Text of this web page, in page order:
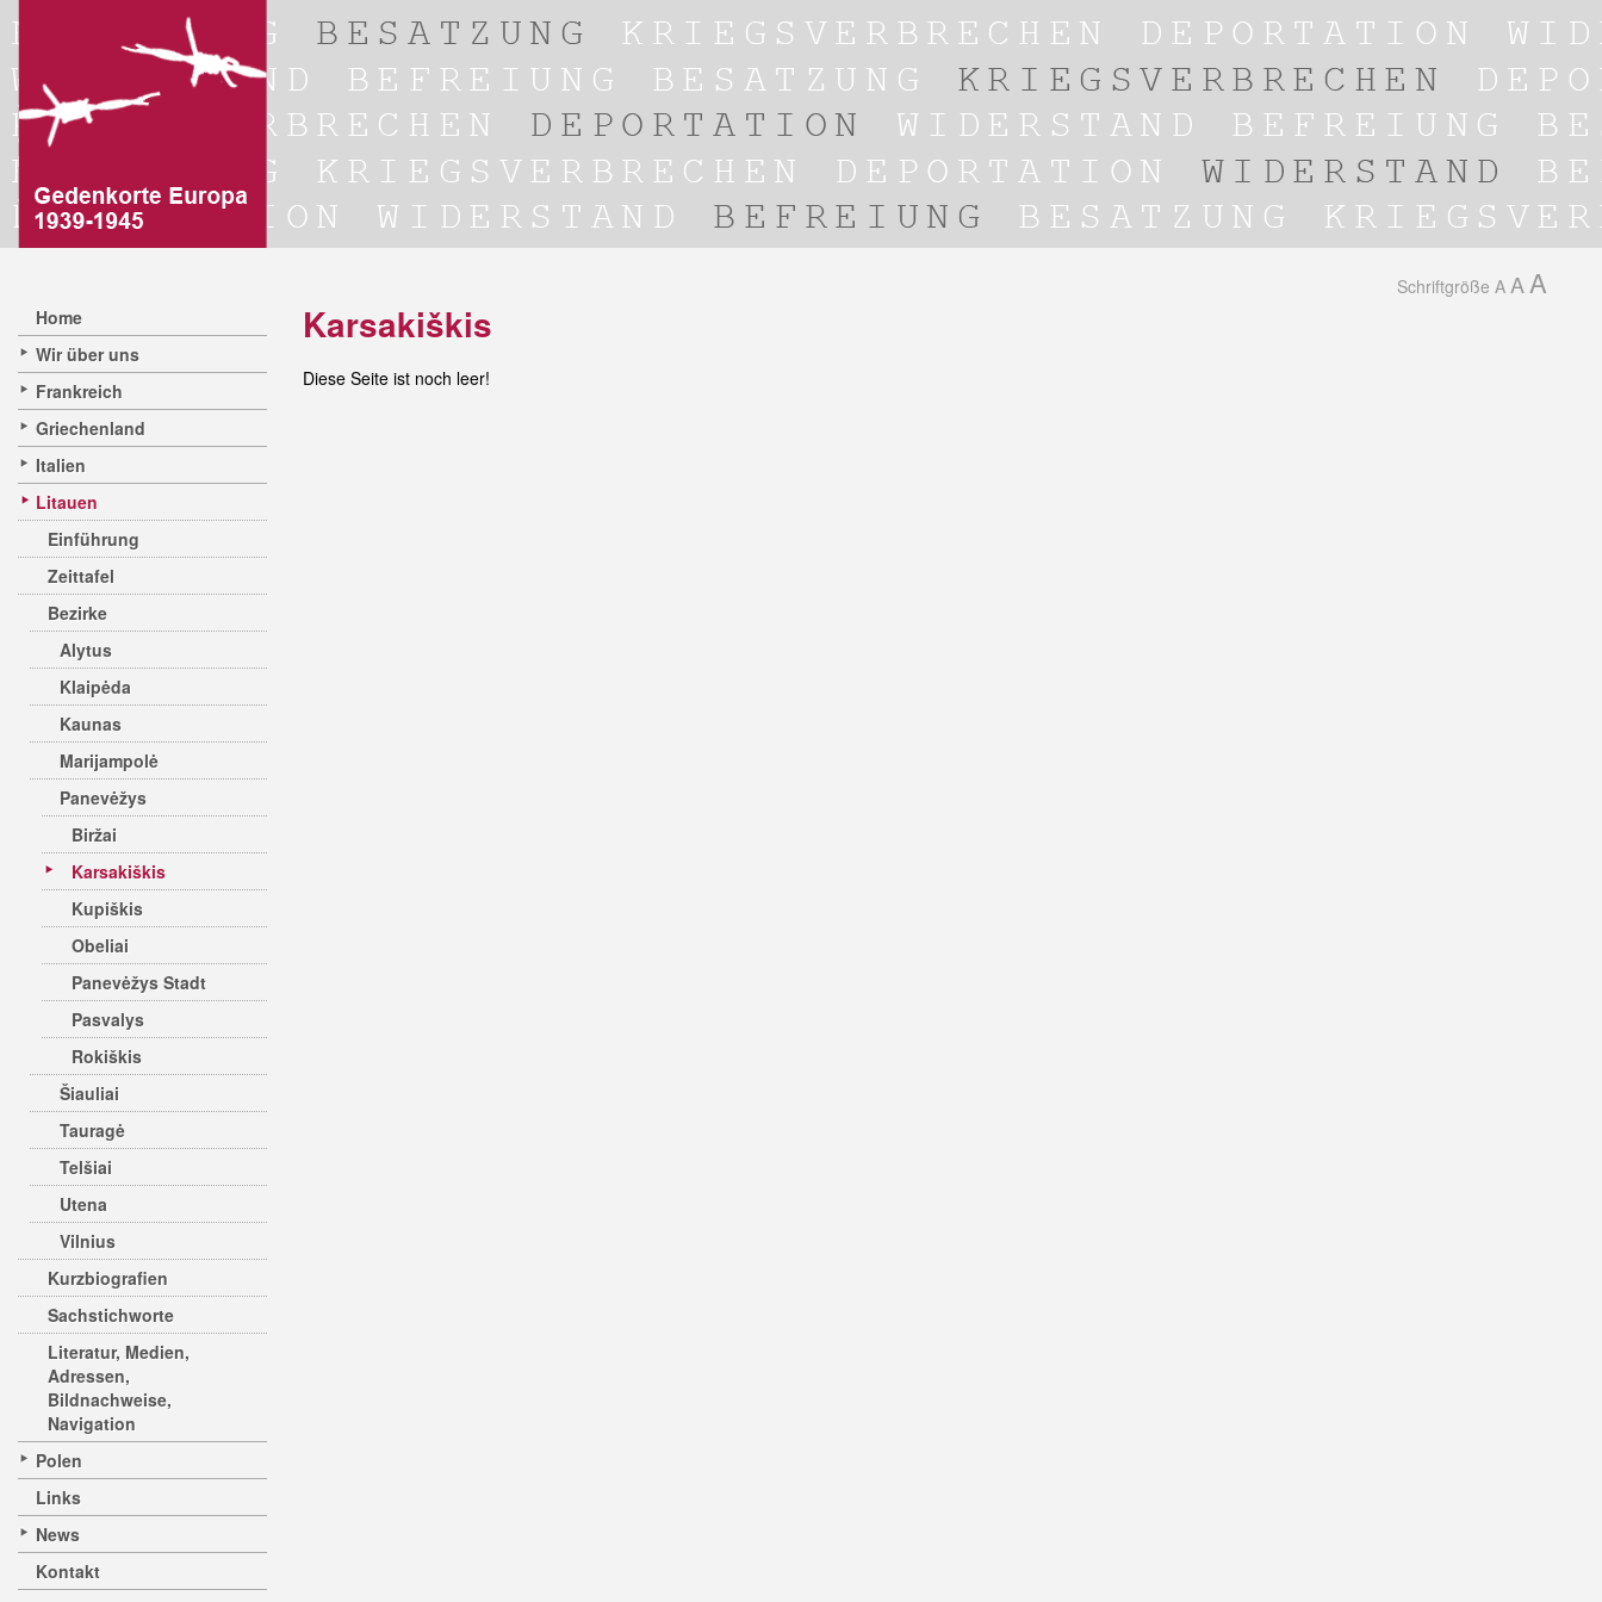
Home
Wir über uns
Frankreich
Griechenland
Italien
Litauen
Einführung
Zeittafel
Bezirke
Alytus
Klaipėda
Kaunas
Marijampolė
Panevėžys
Biržai
Karsakiškis
Kupiškis
Obeliai
Panevėžys Stadt
Pasvalys
Rokiškis
Šiauliai
Tauragė
Telšiai
Utena
Vilnius
Kurzbiografien
Sachstichworte
Literatur, Medien,
Adressen,
Bildnachweise,
Navigation
Polen
Links
News
Kontakt
Schriftgröße A A A
Karsakiškis
Diese Seite ist noch leer!